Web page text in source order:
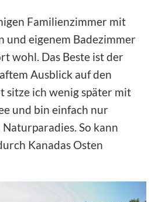
Familienzimmer mit
und eigenem Badezimmer
wohl. Das Beste ist der
Ausblick auf den
sitze ich wenig später mit
und bin einfach nur
So kann
Kanadas Osten